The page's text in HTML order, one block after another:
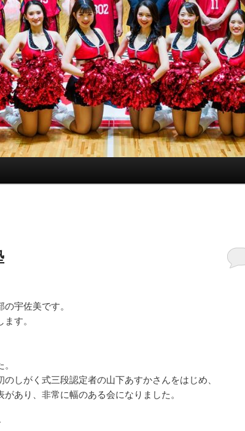
宇佐美です。
す。
しがく式三段認定者の山下あすかさんをはじめ、
あり、非常に幅のある会になりました。